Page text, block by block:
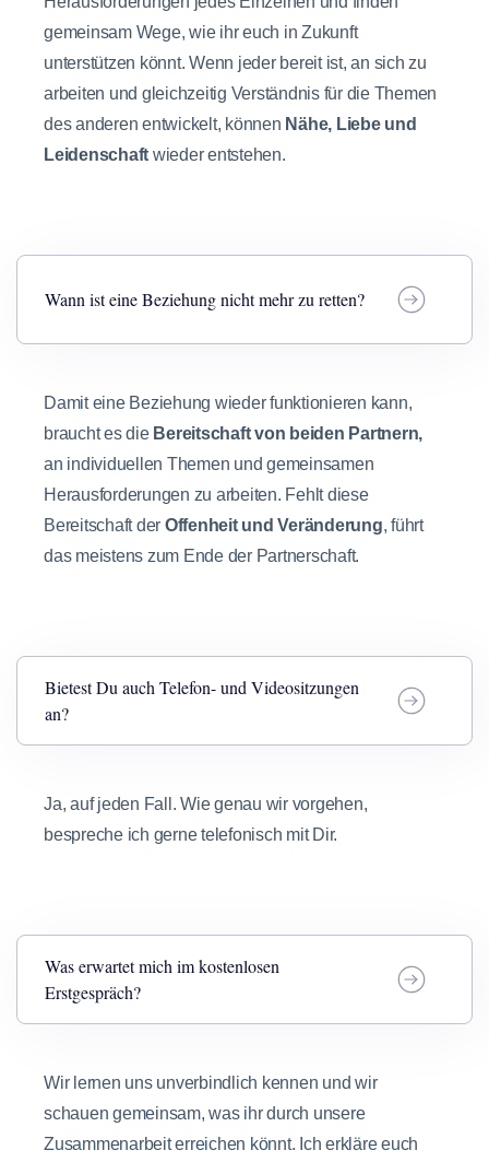
gemeinsam Wege, wie ihr euch in Zukunft
unterstützen könnt. Wenn jeder bereit ist, an sich zu
arbeiten und gleichzeitig Verständnis für die Themen
des anderen entwickelt, können Nähe, Liebe und
Leidenschaft wieder entstehen.
Wann ist eine Beziehung nicht mehr zu retten?
Damit eine Beziehung wieder funktionieren kann,
braucht es die Bereitschaft von beiden Partnern,
an individuellen Themen und gemeinsamen
Herausforderungen zu arbeiten. Fehlt diese
Bereitschaft der Offenheit und Veränderung, führt
das meistens zum Ende der Partnerschaft.
Bietest Du auch Telefon- und Videositzungen
an?
Ja, auf jeden Fall. Wie genau wir vorgehen,
bespreche ich gerne telefonisch mit Dir.
Was erwartet mich im kostenlosen
Erstgespräch?
Wir lernen uns unverbindlich kennen und wir
schauen gemeinsam, was ihr durch unsere
Zusammenarbeit erreichen könnt. Ich erkläre euch